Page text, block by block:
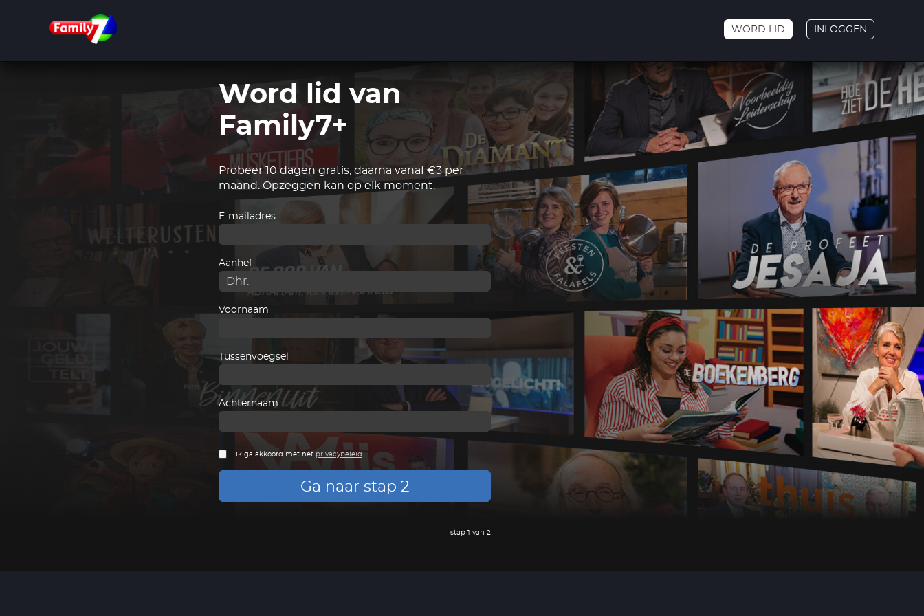
WORD LID INLOGGEN
Word lid van
Family7+
Probeer 10 dagen gratis, daarna vanaf €3 per
maand. Opzeggen kan op elk moment.
E-mailadres
Aanhef
Voornaam
Tussenvoegsel
Achternaam
Ik ga akkoord met het privacybeleid
Ga naar stap 2
stap 1 van 2